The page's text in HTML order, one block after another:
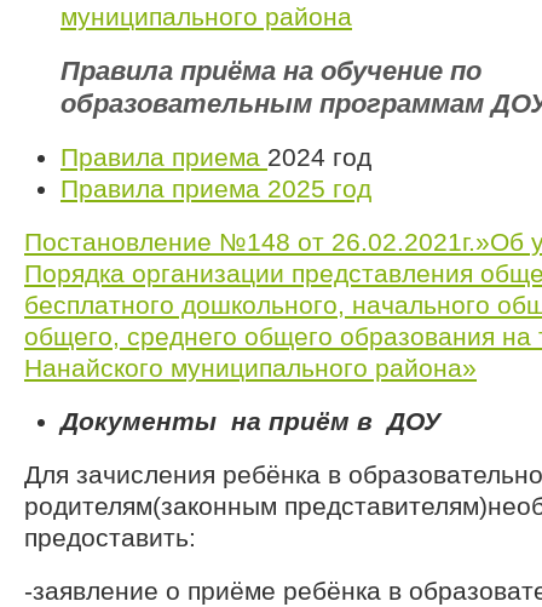
муниципального района
Правила приёма на обучение по
образовательным программам
Правила приема 2024 год
Правила приема 2025 год
Постановление №148 от 26.02.2021г.»Об
Порядка организации представления
бесплатного дошкольного, начального
общего, среднего общего образования на
Нанайского муниципального района»
Документы на приём в ДОУ
Для зачисления ребёнка в
родителям(законным
предоставить:
-заявление о приёме ребёнка в